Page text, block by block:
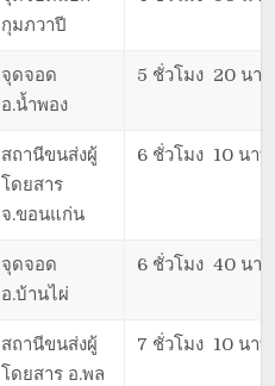
กุมภวาปี
จุดจอด
อ.น้ำพอง
5 ชั่วโมง 20 นาที
สถานีขนส่งผู้
โดยสาร
จ.ขอนแก่น
6 ชั่วโมง 10 นาที
จุดจอด
อ.บ้านไผ่
6 ชั่วโมง 40 นาที
สถานีขนส่งผู้
โดยสาร อ.พล
7 ชั่วโมง 10 นาที